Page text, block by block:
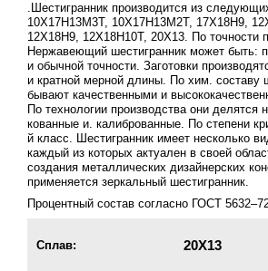
.Шестигранник производится из
10Х17Н13М3Т, 10Х17Н13М2Т, 17Х18Н9,
12Х18Н9, 12Х18Н10Т, 20Х13. По точности
Нержавеющий шестигранник может быть:
и обычной точности. Заготовки
и кратной мерной длины. По хим. составу
бывают качественными и
По технологии производства они делятся
кованные и. калиброванные. По степени
й класс. Шестигранник имеет несколько
каждый из которых актуален в своей
создания металлических дизайнерских
применяется зеркальный шестигранник.
Процентный состав согласно ГОСТ
Сплав: 20X13